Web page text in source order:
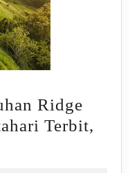
Ridge
Terbit,